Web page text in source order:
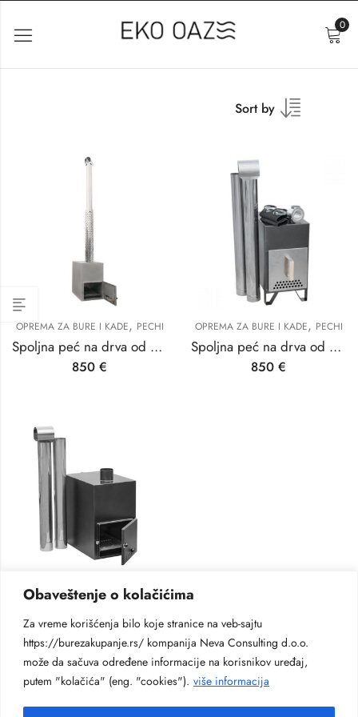
Obaveštenje o kolačićima
Za vreme korišćenja bilo koje stranice na veb-sajtu
https://burezakupanje.rs/ kompanija Neva Consulting d.o.o.
može da sačuva određene informacije na korisnikov uređaj,
putem "kolačića" (eng. "cookies"). više informacija
0
Sort by
OPREMA ZA BURE I KADE, PECHI
Spoljna peć na drva od 35 kv
850 €
OPREMA ZA BURE I KADE, PECHI
Spoljna peć na drva od 27 kv
850 €
OPREMA ZA BURE I KADE,PECHI
950€